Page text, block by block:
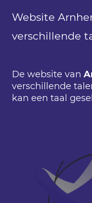
Website
verschillende
De website van
verschillende
kan een taal